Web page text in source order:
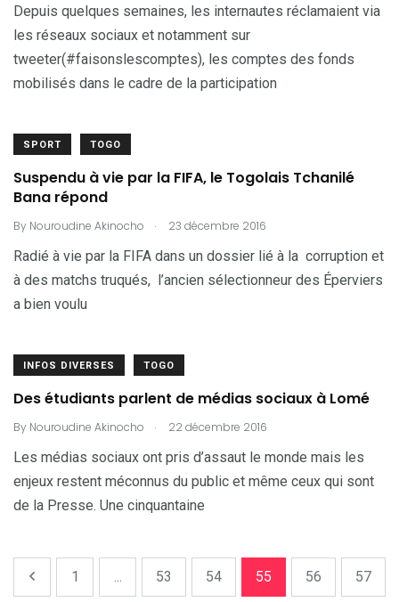
Depuis quelques semaines, les internautes réclamaient via
les réseaux sociaux et notamment sur
tweeter(#faisonslescomptes), les comptes des fonds
mobilisés dans le cadre de la participation
SPORT TOGO
Suspendu à vie par la FIFA, le Togolais Tchanilé
Bana répond
By Nouroudine Akinocho . 23 décembre 2016
Radié à vie par la FIFA dans un dossier lié à la corruption et
à des matchs truqués, l’ancien sélectionneur des Éperviers
a bien voulu
INFOS DIVERSES TOGO
Des étudiants parlent de médias sociaux à Lomé
By Nouroudine Akinocho . 22 décembre 2016
Les médias sociaux ont pris d’assaut le monde mais les
enjeux restent méconnus du public et même ceux qui sont
de la Presse. Une cinquantaine
1 ... 53 54 55 56 57